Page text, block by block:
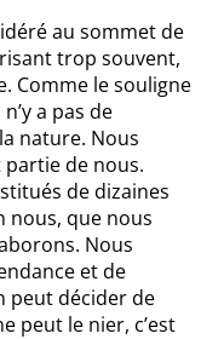
au sommet de
trop souvent,
Comme le souligne
a pas de
nature. Nous
de nous.
de dizaines
nous, que nous
Nous
et de
peut décider de
peut le nier, c’est